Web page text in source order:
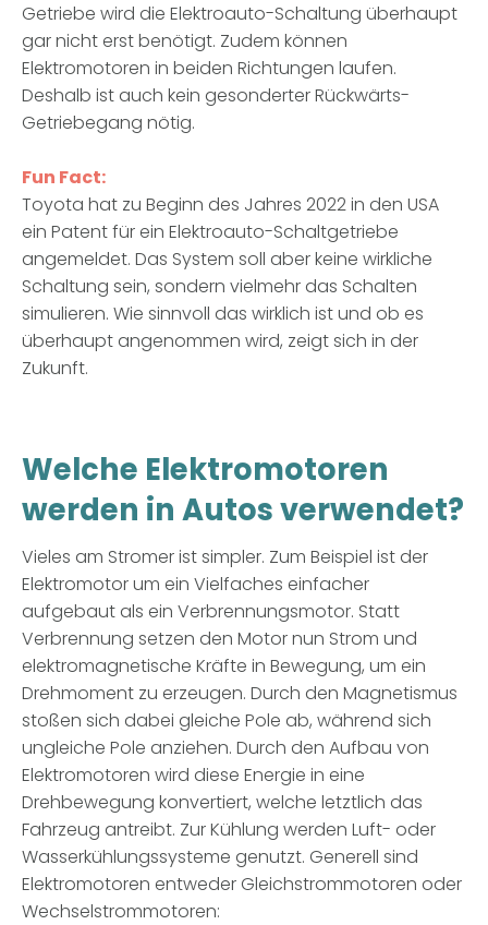
Getriebe wird die Elektroauto-Schaltung überhaupt
gar nicht erst benötigt. Zudem können
Elektromotoren in beiden Richtungen laufen.
Deshalb ist auch kein gesonderter Rückwärts-
Getriebegang nötig.
Fun Fact:
Toyota hat zu Beginn des Jahres 2022 in den USA
ein Patent für ein Elektroauto-Schaltgetriebe
angemeldet. Das System soll aber keine wirkliche
Schaltung sein, sondern vielmehr das Schalten
simulieren. Wie sinnvoll das wirklich ist und ob es
überhaupt angenommen wird, zeigt sich in der
Zukunft.
Welche Elektromotoren
werden in Autos verwendet?
Vieles am Stromer ist simpler. Zum Beispiel ist der
Elektromotor um ein Vielfaches einfacher
aufgebaut als ein Verbrennungsmotor. Statt
Verbrennung setzen den Motor nun Strom und
elektromagnetische Kräfte in Bewegung, um ein
Drehmoment zu erzeugen. Durch den Magnetismus
stoßen sich dabei gleiche Pole ab, während sich
ungleiche Pole anziehen. Durch den Aufbau von
Elektromotoren wird diese Energie in eine
Drehbewegung konvertiert, welche letztlich das
Fahrzeug antreibt. Zur Kühlung werden Luft- oder
Wasserkühlungssysteme genutzt. Generell sind
Elektromotoren entweder Gleichstrommotoren oder
Wechselstrommotoren: